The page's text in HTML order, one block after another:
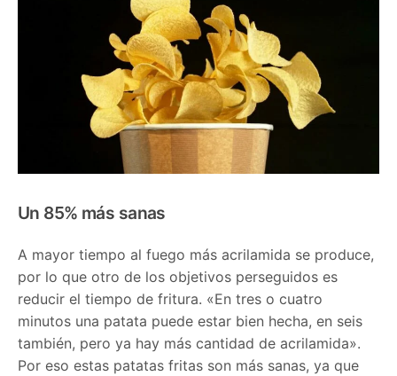
Un 85% más sanas
A mayor tiempo al fuego más acrilamida se produce,
por lo que otro de los objetivos perseguidos es
reducir el tiempo de fritura. «En tres o cuatro
minutos una patata puede estar bien hecha, en seis
también, pero ya hay más cantidad de acrilamida».
Por eso estas patatas fritas son más sanas, ya que